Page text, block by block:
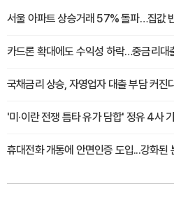
서울 아파트 상승거래 57% 돌파…집값
카드론 확대에도 수익성 하락…중금리대
국채금리 상승, 자영업자 대출 부담 커진
'미·이란 전쟁 틈타 유가 담합' 정유 4사
휴대전화 개통에 안면인증 도입...강화된